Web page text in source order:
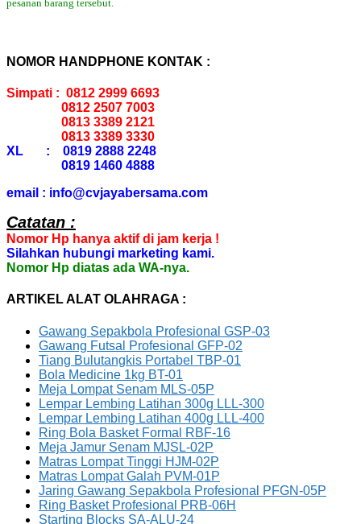
pesanan barang tersebut.
NOMOR HANDPHONE KONTAK :
Simpati : 0812 2999 6693
0812 2507 7003
0813 3389 2121
0813 3389 3330
XL : 0819 2888 2248
0819 1460 4888
email : info@cvjayabersama.com
Catatan :
Nomor Hp hanya aktif di jam kerja !
Silahkan hubungi marketing kami.
Nomor Hp diatas ada WA-nya.
ARTIKEL ALAT OLAHRAGA :
Gawang Sepakbola Profesional GSP-03
Gawang Futsal Profesional GFP-02
Tiang Bulutangkis Portabel TBP-01
Bola Medicine 1kg BT-01
Meja Lompat Senam MLS-05P
Lempar Lembing Latihan 300g LLL-300
Lempar Lembing Latihan 400g LLL-400
Ring Bola Basket Formal RBF-16
Meja Jamur Senam MJSL-02P
Matras Lompat Tinggi HJM-02P
Matras Lompat Galah PVM-01P
Jaring Gawang Sepakbola Profesional PFGN-05P
Ring Basket Profesional PRB-06H
Starting Blocks SA-ALU-24